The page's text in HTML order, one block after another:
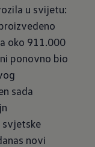
u svijetu:
oko 911.000
ponovno bio
sada
svjetske
novi